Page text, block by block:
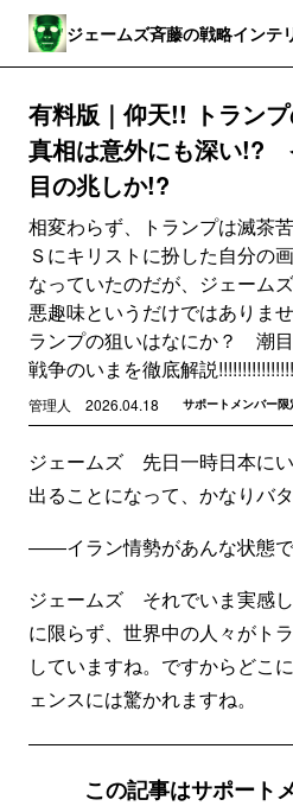
ジェームズ斉藤の戦略インテ
有料版｜仰天!! トラン
真相は意外にも深い!?
目の兆しか!?
相変わらず、トランプは滅茶
Ｓにキリストに扮した自分の
なっていたのだが、ジェーム
悪趣味というだけではありま
ランプの狙いはなにか？ 潮
戦争のいまを徹底解説
管理人 2026.04.18 サポートメンバー限
ジェームズ 先日一時日本に
出ることになって、かなりバ
――イラン情勢があんな状態で
ジェームズ それでいま実感
に限らず、世界中の人々がト
していますね。ですからどこ
ェンスには驚かれますね。
この記事はサポート